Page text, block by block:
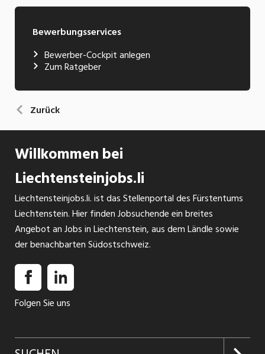
Bewerbungsservices
Bewerber-Cockpit anlegen
Zum Ratgeber
Zurück
Willkommen bei
Liechtensteinjobs.li
Liechtensteinjobs.li. ist das Stellenportal des Fürstentums
Liechtenstein. Hier finden Jobsuchende ein breites
Angebot an Jobs in Liechtenstein, aus dem Ländle sowie
der benachbarten Südostschweiz.
Folgen Sie uns